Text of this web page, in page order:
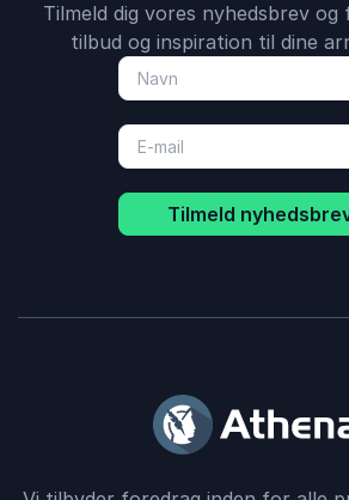
Tilmeld dig vores nyhedsbrev og
tilbud og inspiration til dine
Tilmeld